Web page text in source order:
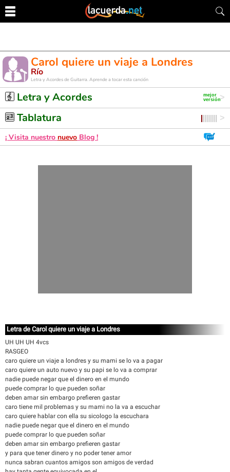
Carol quiere un viaje a Londres
Río
Letra y Acordes de Guitarra. Aprende a tocar esta canción
Letra y Acordes
Tablatura
¡ Visita nuestro nuevo Blog !
Letra de Carol quiere un viaje a Londres
UH UH UH 4vcs
RASGEO
caro quiere un viaje a londres y su mami se lo va a pagar
caro quiere un auto nuevo y su papi se lo va a comprar
nadie puede negar que el dinero en el mundo
puede comprar lo que pueden soñar
deben amar sin embargo prefieren gastar
caro tiene mil problemas y su mami no la va a escuchar
caro quiere hablar con ella su sicologo la escuchara
nadie puede negar que el dinero en el mundo
puede comprar lo que pueden soñar
deben amar sin embargo prefieren gastar
y para que tener dinero y no poder tener amor
nunca sabran cuantos amigos son amigos de verdad